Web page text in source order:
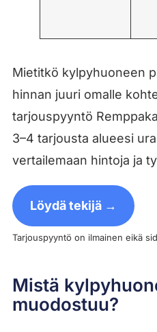
Mietitkö kylpyhuoneen
hinnan juuri omalle
tarjouspyyntö
3–4 tarjousta alueesi
vertailemaan hintoja ja
Löydä tekijä →
Tarjouspyyntö on ilmainen eikä
Mistä
muodostuu?